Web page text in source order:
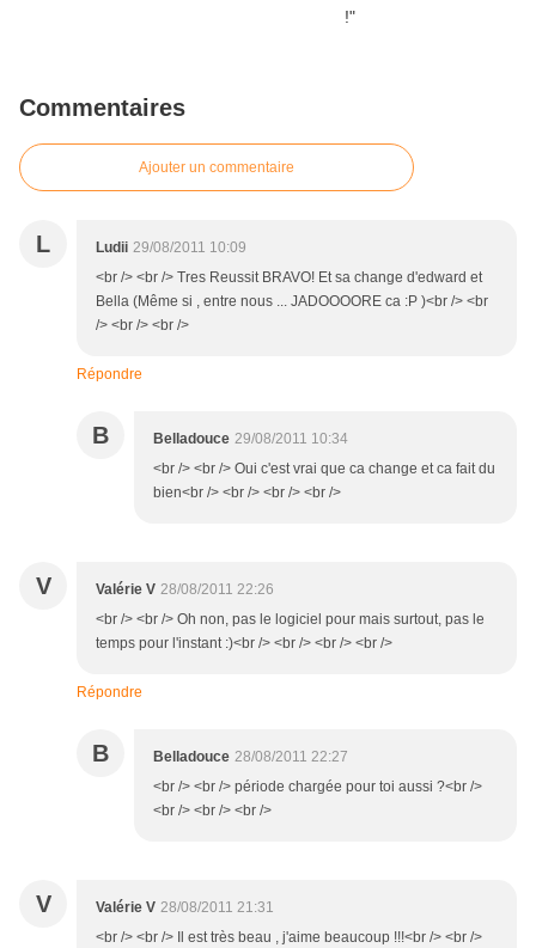
Commentaires
Ajouter un commentaire
L Ludii 29/08/2011 10:09
<br /> <br /> Tres Reussit BRAVO! Et sa change d'edward et
Bella (Même si , entre nous ... JADOOOORE ca :P )<br /> <br
/> <br /> <br />
Répondre
B Belladouce 29/08/2011 10:34
<br /> <br /> Oui c'est vrai que ca change et ca fait du
bien<br /> <br /> <br /> <br />
V Valérie V 28/08/2011 22:26
<br /> <br /> Oh non, pas le logiciel pour mais surtout, pas le
temps pour l'instant :)<br /> <br /> <br /> <br />
Répondre
B Belladouce 28/08/2011 22:27
<br /> <br /> période chargée pour toi aussi ?<br />
<br /> <br /> <br />
V Valérie V 28/08/2011 21:31
<br /> <br /> Il est très beau , j'aime beaucoup !!!<br /> <br />